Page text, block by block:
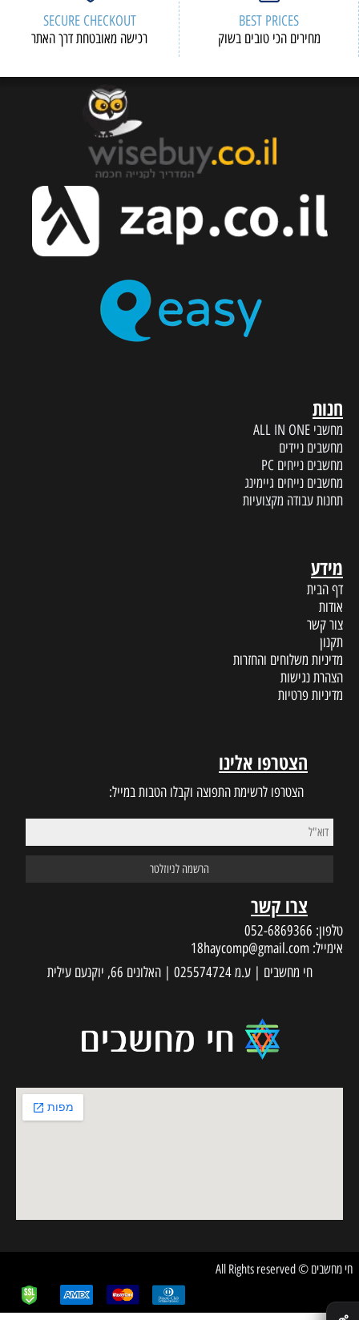
BEST PRICES
מחירים הכי טובים בשוק
SECURE CHECKOUT
רכישה מאובטחת דרך האתר
חנות
מחשבי ALL IN ONE
מחשבים ניידים
מחשבים נייחים PC
מחשבים נייחים גיימינג
תחנות עבודה מקצועיות
מידע
דף הבית
אודות
צור קשר
תקנון
מדיניות משלוחים והחזרות
הצהרת נגישות
מדיניות פרטיות
הצטרפו אלינו
הצטרפו לרשימת התפוצה וקבלו הטבות במייל:
צרו קשר
טלפון: 052-6869366
אימייל: 18haycomp@gmail.com
חי מחשבים | ע.מ 025574724 | האלונים 66, יוקנעם עילית
חי מחשבים © All Rights reserved